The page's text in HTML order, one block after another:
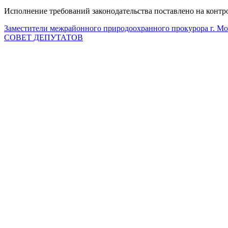
Исполнение требований законодательства поставлено на
Заместители межрайонного природоохранного прокурора г.
СОВЕТ ДЕПУТАТОВ